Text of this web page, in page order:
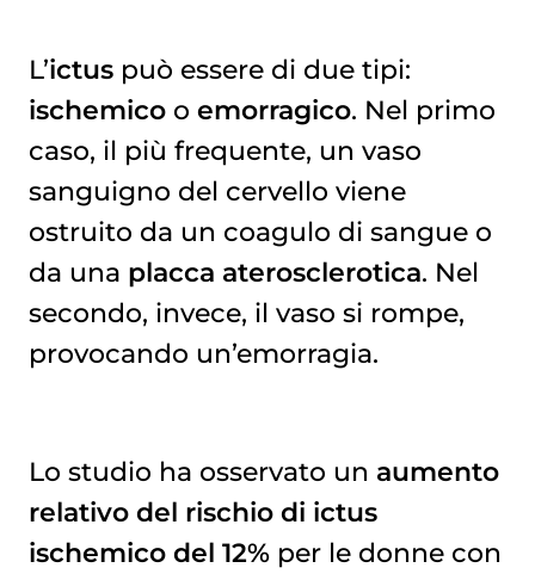
L’ictuspuò essere di due tipi:
ischemicoo emorragico. Nel primo
caso, il più frequente, un vaso
sanguigno del cervello viene
ostruito da un coagulo di sangue o
da una placca aterosclerotica. Nel
secondo, invece, il vaso si rompe,
provocando un’emorragia.
Lo studio ha osservato un aumento
relativo del rischio di ictus
ischemico del 12%per le donne con